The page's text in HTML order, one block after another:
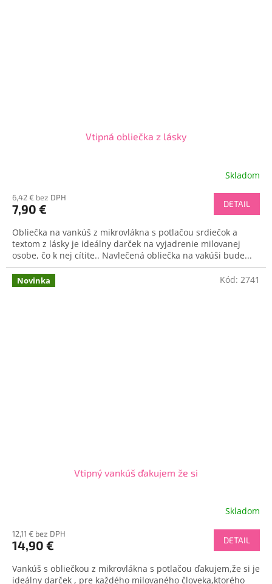
Vtipná obliečka z lásky
Skladom
6,42 € bez DPH
7,90 € DETAIL
Obliečka na vankúš z mikrovlákna s potlačou srdiečok a
textom z lásky je ideálny darček na vyjadrenie milovanej
osobe, čo k nej cítite.. Navlečená obliečka na vakúši bude...
Novinka
Vtipný vankúš ďakujem že si
Skladom
12,11 € bez DPH
14,90 € DETAIL
Vankúš s obliečkou z mikrovlákna s potlačou ďakujem,že si je
ideálny darček , pre každého milovaného človeka,ktorého
Kód: 2741